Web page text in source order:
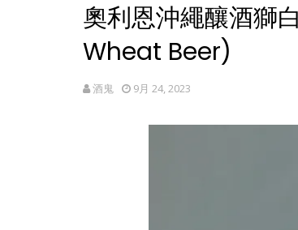
奧利恩沖繩釀酒
Wheat Beer)
酒鬼 9月 24, 2023